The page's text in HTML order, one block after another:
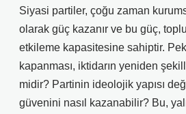
Siyasi partiler, çoğu zaman
olarak güç kazanır ve bu güç,
etkileme kapasitesine sahiptir.
kapanması, iktidarın yeniden
midir? Partinin ideolojik yapısı
güvenini nasıl kazanabilir? Bu,